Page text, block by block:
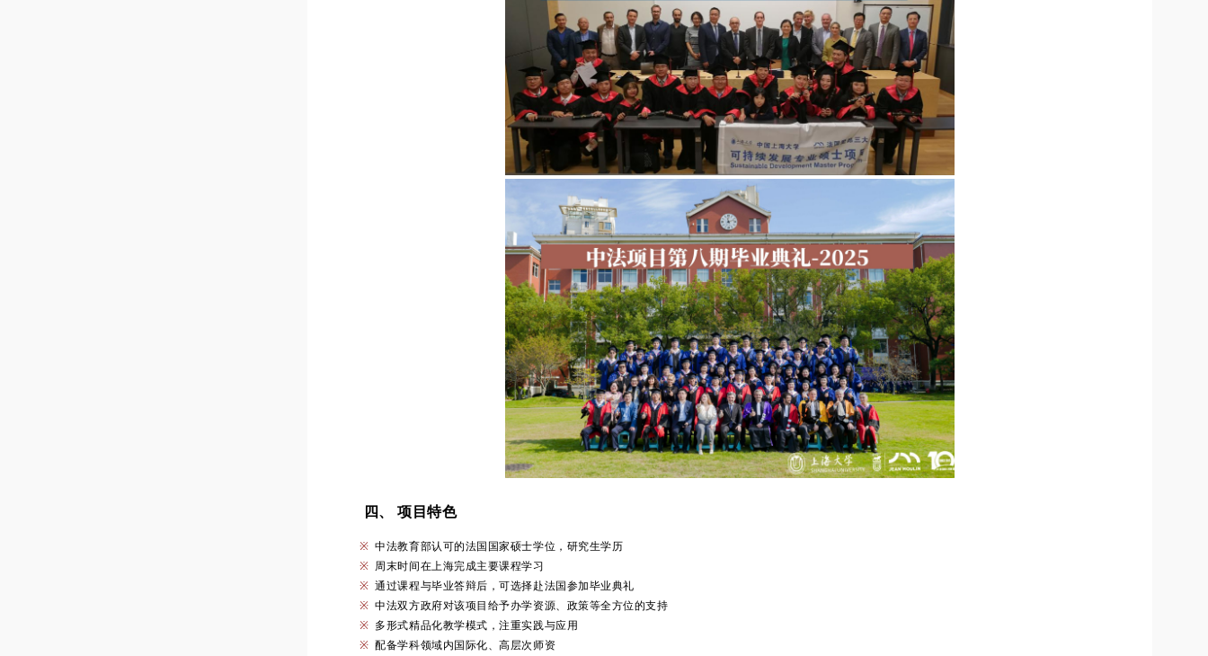
四、 项目特色
※ 中法教育部认可的法国国家硕士学位，研究生学历
※ 周末时间在上海完成主要课程学习
※ 通过课程与毕业答辩后，可选择赴法国参加毕业典礼
※ 中法双方政府对该项目给予办学资源、政策等全方位的支持
※ 多形式精品化教学模式，注重实践与应用
※ 配备学科领域内国际化、高层次师资